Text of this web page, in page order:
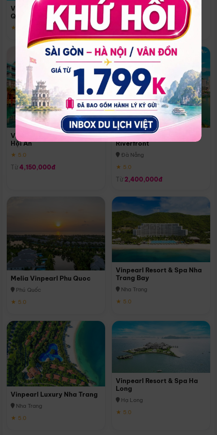
Vinpearl Resort & Spa Phu
Quoc
★ 5.0
Quoc
Phú Quốc
★ 5.0
Vinpearl Resort & Golf Nam
Hội An
★ 5.0
Từ 4,150,000đ
Melia Vinpearl Danang
Riverfront
Đà Nẵng
★ 5.0
Từ 2,400,000đ
Melia Vinpearl Phu Quoc
Phú Quốc
★ 5.0
Vinpearl Resort & Spa Nha
Trang Bay
Nha Trang
★ 5.0
Vinpearl Luxury Nha Trang
Nha Trang
★ 5.0
Vinpearl Resort & Spa Ha
Long
Hạ Long
★ 5.0